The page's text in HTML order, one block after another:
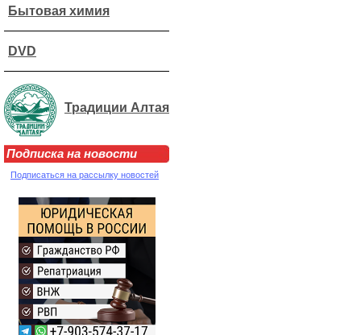
Бытовая химия
DVD
Традиции Алтая
Подписка на новости
Подписаться на рассылку новостей